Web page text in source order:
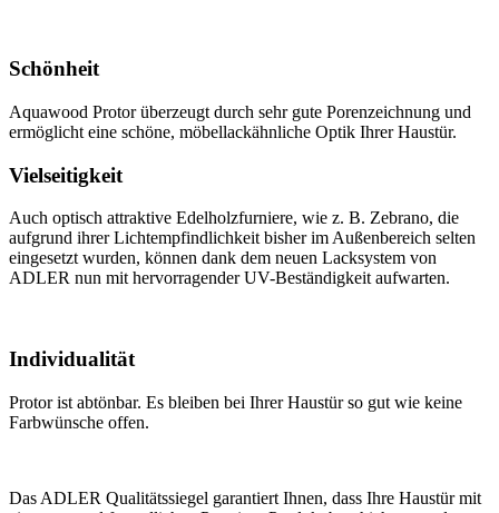
Schönheit
Aquawood Protor überzeugt durch sehr gute Porenzeichnung und
ermöglicht eine schöne, möbellackähnliche Optik Ihrer Haustür.
Vielseitigkeit
Auch optisch attraktive Edelholzfurniere, wie z. B. Zebrano, die
aufgrund ihrer Lichtempfindlichkeit bisher im Außenbereich selten
eingesetzt wurden, können dank dem neuen Lacksystem von
ADLER nun mit hervorragender UV-Beständigkeit aufwarten.
Individualität
Protor ist abtönbar. Es bleiben bei Ihrer Haustür so gut wie keine
Farbwünsche offen.
Das ADLER Qualitätssiegel garantiert Ihnen, dass Ihre Haustür mit